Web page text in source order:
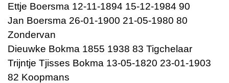
Ettje Boersma 12-11-1894 15-12-1984 90
Jan Boersma 26-01-1900 21-05-1980 80
Zondervan
Dieuwke Bokma 1855 1938 83 Tigchelaar
Trijntje Tjisses Bokma 13-05-1820 23-01-1903
82 Koopmans